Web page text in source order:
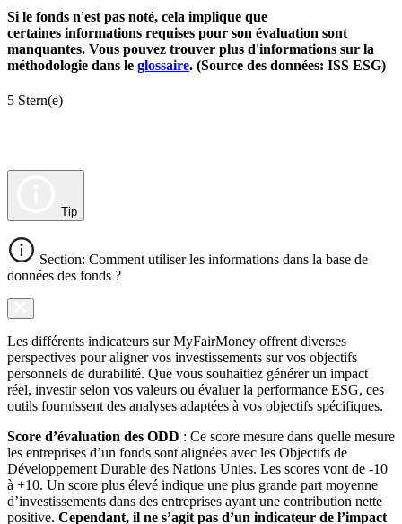
Si le fonds n'est pas noté, cela implique que
certaines informations requises pour son évaluation sont
manquantes. Vous pouvez trouver plus d'informations sur la
méthodologie dans le glossaire. (Source des données: ISS ESG)
5 Stern(e)
Tip
Section: Comment utiliser les informations dans la base de
données des fonds ?
Les différents indicateurs sur MyFairMoney offrent diverses
perspectives pour aligner vos investissements sur vos objectifs
personnels de durabilité. Que vous souhaitiez générer un impact
réel, investir selon vos valeurs ou évaluer la performance ESG, ces
outils fournissent des analyses adaptées à vos objectifs spécifiques.
Score d’évaluation des ODD : Ce score mesure dans quelle mesure
les entreprises d’un fonds sont alignées avec les Objectifs de
Développement Durable des Nations Unies. Les scores vont de -10
à +10. Un score plus élevé indique une plus grande part moyenne
d’investissements dans des entreprises ayant une contribution nette
positive. Cependant, il ne s’agit pas d’un indicateur de l’impact